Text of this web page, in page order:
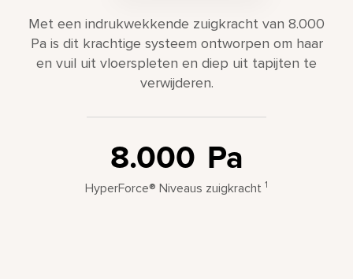
Met een indrukwekkende zuigkracht van 8.000
Pa is dit krachtige systeem ontworpen om haar
en vuil uit vloerspleten en diep uit tapijten te
verwijderen.
8.000 Pa
HyperForce® Niveaus zuigkracht 1